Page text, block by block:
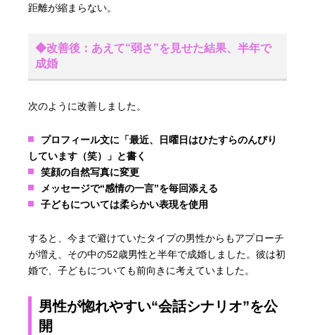
距離が縮まらない。
◆改善後：あえて“弱さ”を見せた結果、半年で
成婚
次のように改善しました。
プロフィール文に「最近、日曜日はひたすらのんびり
しています（笑）」と書く
笑顔の自然写真に変更
メッセージで“感情の一言”を毎回添える
子どもについては柔らかい表現を使用
すると、今まで避けていたタイプの男性からもアプローチ
が増え、その中の52歳男性と半年で成婚しました。彼は初
婚で、子どもについても前向きに考えていました。
男性が惚れやすい“会話シナリオ”を公
開